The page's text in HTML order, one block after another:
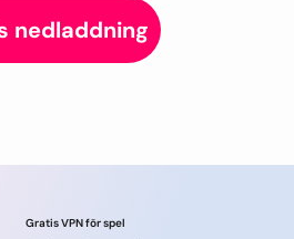
nedladdning
Gratis VPN för spel